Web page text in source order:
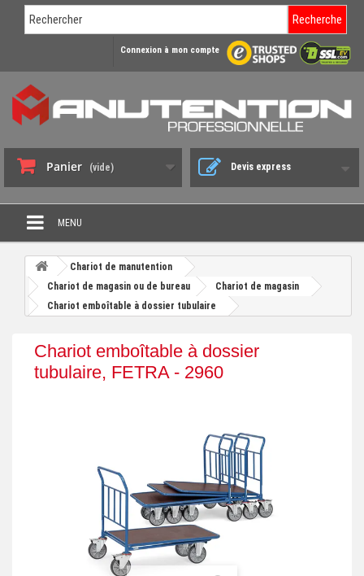
Recherche
Connexion à mon compte
Panier (vide) Devis express
MENU
PROMO DÉSTOCKAGE
CHARIOT DE MANUTENTION
+
BENNE BASCULANTE
GERBEUR ET CRIC INDUSTRIEL
ACCESSOIRES ET COMPLÉMENTS
Chariot de manutention
Chariot de magasin ou de bureau
Chariot de magasin
Chariot emboîtable à dossier tubulaire
Chariot emboîtable à dossier
tubulaire, FETRA - 2960